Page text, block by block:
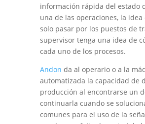
información rápida del estado
una de las operaciones, la idea
solo pasar por los puestos de
supervisor tenga una idea de
cada uno de los procesos.
Andon da al operario o a la
automatizada la capacidad de
producción al encontrarse un
continuarla cuando se
comunes para el uso de la